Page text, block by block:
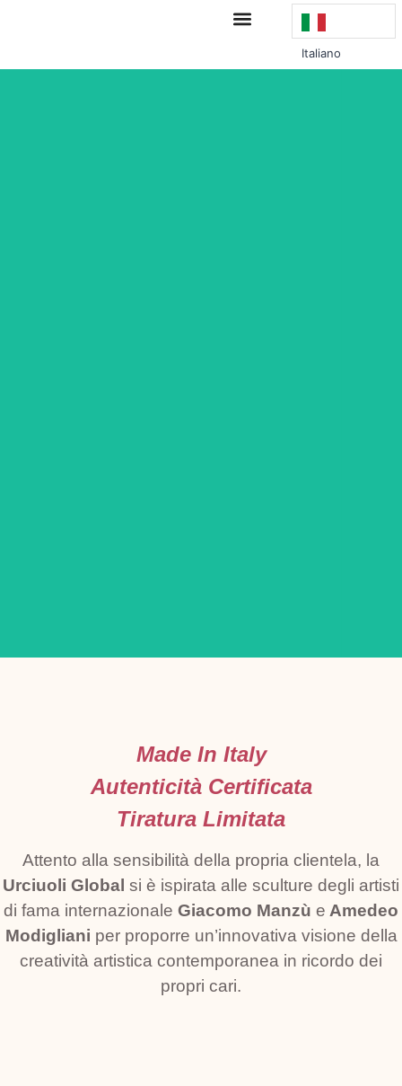
Italiano
GLOBAL
LA COLLEZIONE
ISPIRATA A
MODIGLIANI
Scopri Di Più
Made In Italy
Autenticità Certificata
Tiratura Limitata
Attento alla sensibilità della propria clientela, la
Urciuoli Global si è ispirata alle sculture degli artisti
di fama internazionale Giacomo Manzù e Amedeo
Modigliani per proporre un’innovativa visione della
creatività artistica contemporanea in ricordo dei
propri cari.